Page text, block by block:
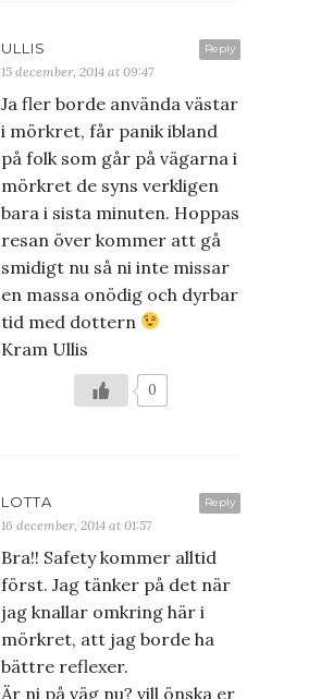
Reply
ULLIS
15 december, 2014 at 09:47
Ja fler borde använda västar
i mörkret, får panik ibland
på folk som går på vägarna i
mörkret de syns verkligen
bara i sista minuten. Hoppas
resan över kommer att gå
smidigt nu så ni inte missar
en massa onödig och dyrbar
tid med dottern
Kram Ullis
0
Reply
LOTTA
16 december, 2014 at 01:57
Bra!! Safety kommer alltid
först. Jag tänker på det när
jag knallar omkring här i
mörkret, att jag borde ha
bättre reflexer.
Är ni på väg nu? vill önska er